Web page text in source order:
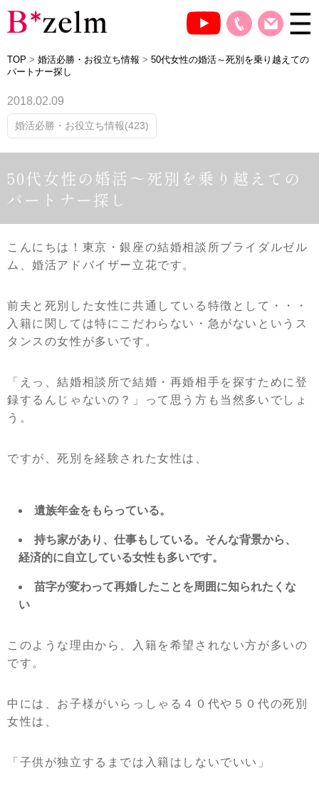
TOP > 婚活必勝・お役立ち情報 > 50代女性の婚活～死別を乗り越えての
パートナー探し
2018.02.09
婚活必勝・お役立ち情報(423)
50代女性の婚活～死別を乗り越えての
パートナー探し
こんにちは！東京・銀座の結婚相談所ブライダルゼル
ム、婚活アドバイザー立花です。
前夫と死別した女性に共通している特徴として・・・
入籍に関しては特にこだわらない・急がないというス
タンスの女性が多いです。
「えっ、結婚相談所で結婚・再婚相手を探すために登
録するんじゃないの？」って思う方も当然多いでしょ
う。
ですが、死別を経験された女性は、
遺族年金をもらっている。
持ち家があり、仕事もしている。そんな背景から、
経済的に自立している女性も多いです。
苗字が変わって再婚したことを周囲に知られたくな
い
このような理由から、入籍を希望されない方が多いの
です。
中には、お子様がいらっしゃる４０代や５０代の死別
女性は、
「子供が独立するまでは入籍はしないでいい」